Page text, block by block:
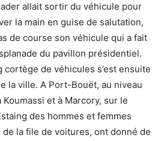
allait sortir du véhicule pour
la main en guise de salutation,
de course son véhicule qui a fait
du pavillon présidentiel.
cortège de véhicules s’est ensuite
la ville. A Port-Bouët, au niveau
et à Marcory, sur le
des hommes et femmes
la file de voitures, ont donné de